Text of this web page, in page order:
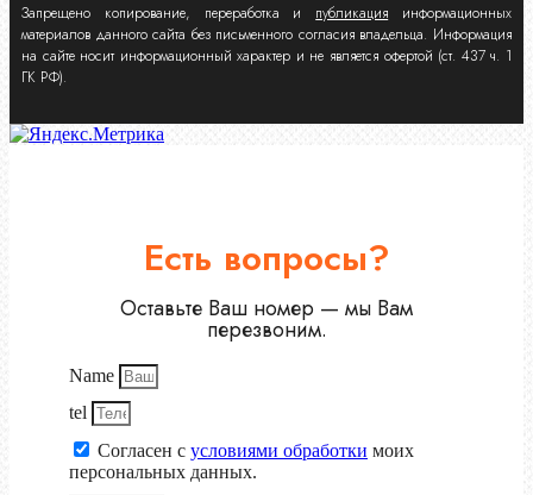
Запрещено копирование, переработка и публикация информационных
материалов данного сайта без письменного согласия владельца. Информация
на сайте носит информационный характер и не является офертой (ст. 437 ч. 1
ГК РФ).
Есть вопросы?
Оставьте Ваш номер — мы Вам
перезвоним.
Name
tel
Согласен с условиями обработки моих
персональных данных.